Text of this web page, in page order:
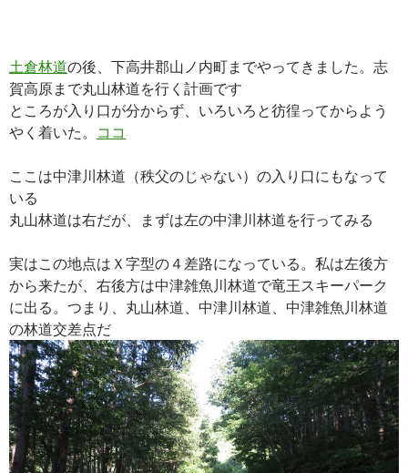
土倉林道の後、下高井郡山ノ内町までやってきました。志
賀高原まで丸山林道を行く計画です
ところが入り口が分からず、いろいろと彷徨ってからよう
やく着いた。
ココ
ここは中津川林道（秩父のじゃない）の入り口にもなって
いる
丸山林道は右だが、まずは左の中津川林道を行ってみる
実はこの地点はＸ字型の４差路になっている。私は左後方
から来たが、右後方は中津雑魚川林道で竜王スキーパーク
に出る。つまり、丸山林道、中津川林道、中津雑魚川林道
の林道交差点だ